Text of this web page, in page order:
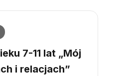
7-11 lat „Mój
i relacjach”